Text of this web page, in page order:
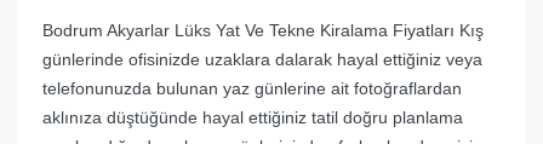
Bodrum Akyarlar Lüks Yat Ve Tekne Kiralama Fiyatları Kış
günlerinde ofisinizde uzaklara dalarak hayal ettiğiniz veya
telefonunuzda bulunan yaz günlerine ait fotoğraflardan
aklınıza düştüğünde hayal ettiğiniz tatil doğru planlama